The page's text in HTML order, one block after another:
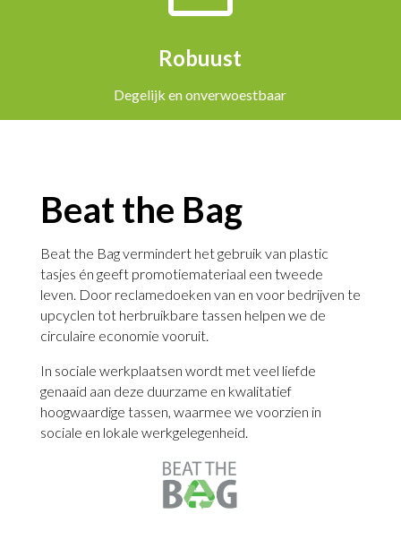
Robuust
Degelijk en onverwoestbaar
Beat the Bag
Beat the Bag vermindert het gebruik van plastic
tasjes én geeft promotiemateriaal een tweede
leven. Door reclamedoeken van en voor bedrijven te
upcyclen tot herbruikbare tassen helpen we de
circulaire economie vooruit.
In sociale werkplaatsen wordt met veel liefde
genaaid aan deze duurzame en kwalitatief
hoogwaardige tassen, waarmee we voorzien in
sociale en lokale werkgelegenheid.